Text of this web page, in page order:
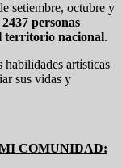
setiembre, octubre y
personas
territorio nacional.
habilidades artísticas
sus vidas y
COMUNIDAD: